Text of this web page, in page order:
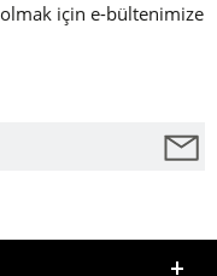
için e-bültenimize